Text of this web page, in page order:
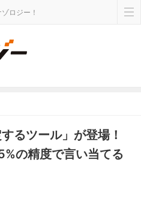
ロジー！
るツール」が登場！
の精度で言い当てる